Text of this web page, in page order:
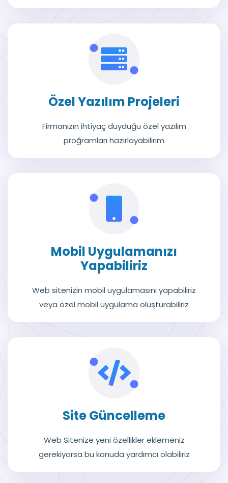
Özel Yazılım Projeleri
Firmanızın ihtiyaç duyduğu özel yazılım
proğramları hazırlayabilirim
Mobil Uygulamanızı
Yapabiliriz
Web sitenizin mobil uygulamasını yapabiliriz
veya özel mobil uygulama oluşturabiliriz
Site Güncelleme
Web Sitenize yeni özellikler eklemeniz
gerekiyorsa bu konuda yardımcı olabiliriz